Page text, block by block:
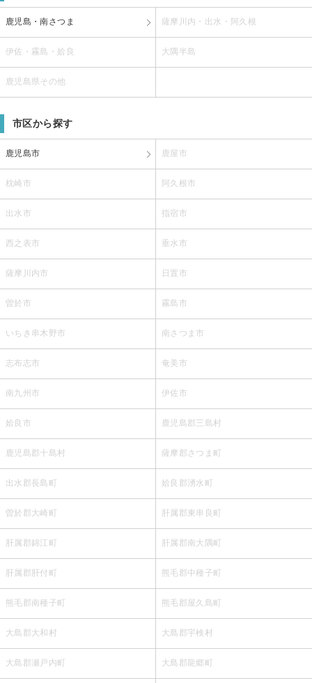
鹿児島・南さつま 薩摩川内・出水・阿久根
伊佐・霧島・姶良 大隅半島
鹿児島県その他
市区から探す
鹿児島市 鹿屋市
枕崎市 阿久根市
出水市 指宿市
西之表市 垂水市
薩摩川内市 日置市
曽於市 霧島市
いちき串木野市 南さつま市
志布志市 奄美市
南九州市 伊佐市
姶良市 鹿児島郡三島村
鹿児島郡十島村 薩摩郡さつま町
出水郡長島町 姶良郡湧水町
曽於郡大崎町 肝属郡東串良町
肝属郡錦江町 肝属郡南大隅町
肝属郡肝付町 熊毛郡中種子町
熊毛郡南種子町 熊毛郡屋久島町
大島郡大和村 大島郡宇検村
大島郡瀬戸内町 大島郡龍郷町